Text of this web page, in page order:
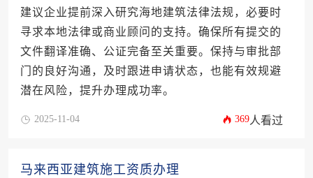
建议企业提前深入研究海地建筑法律法规，必要时
寻求本地法律或商业顾问的支持。确保所有提交的
文件翻译准确、公证完备至关重要。保持与审批部
门的良好沟通，及时跟进申请状态，也能有效规避
潜在风险，提升办理成功率。
2025-11-04 369人看过
马来西亚建筑施工资质办理